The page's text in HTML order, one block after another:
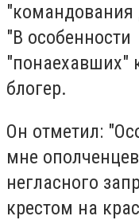
"В
"понаехавших"
блогер.
Он отметил:
мне
негласного
крестом на